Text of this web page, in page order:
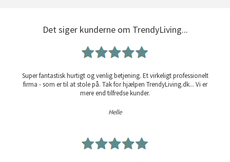
Det siger kunderne om TrendyLiving...
Super fantastisk hurtigt og venlig betjening. Et virkeligt professionelt
firma - som er til at stole på. Tak for hjælpen TrendyLiving.dk... Vi er
mere end tilfredse kunder.
Helle